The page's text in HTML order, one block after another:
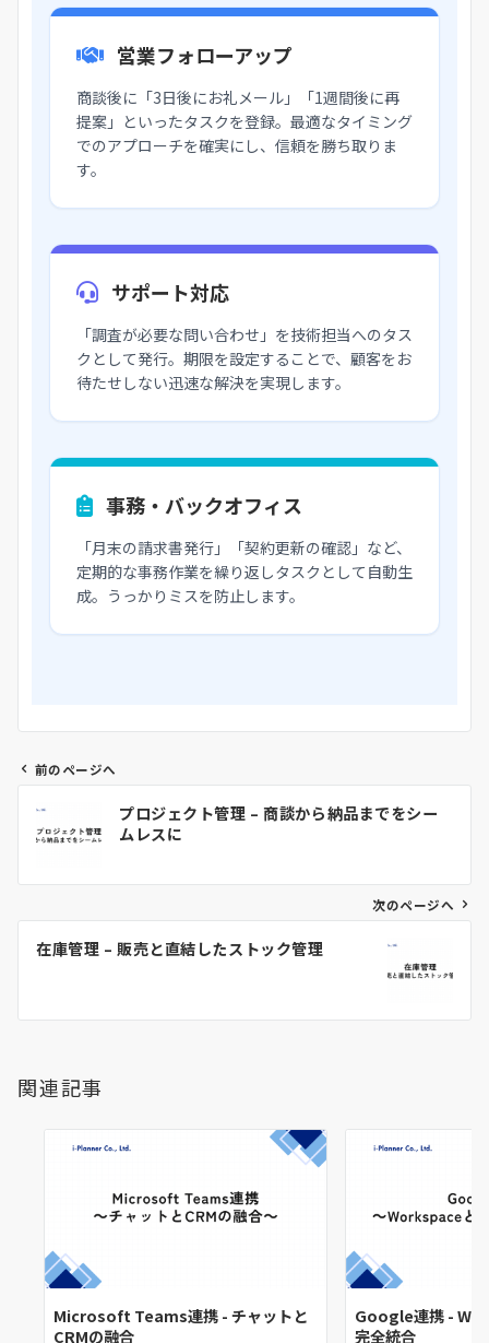
営業フォローアップ
商談後に「3日後にお礼メール」「1週間後に再
提案」といったタスクを登録。最適なタイミング
でのアプローチを確実にし、信頼を勝ち取りま
す。
サポート対応
「調査が必要な問い合わせ」を技術担当へのタス
クとして発行。期限を設定することで、顧客をお
待たせしない迅速な解決を実現します。
事務・バックオフィス
「月末の請求書発行」「契約更新の確認」など、
定期的な事務作業を繰り返しタスクとして自動生
成。うっかりミスを防止します。
ー
前のページへ
プロジェクト管理 – 商談から納品までをシー
ムレスに
次のページへ
在庫管理 – 販売と直結したストック管理
関連記事
Microsoft Teams連携 - チャットと
CRMの融合
Google連携 -
完全統合